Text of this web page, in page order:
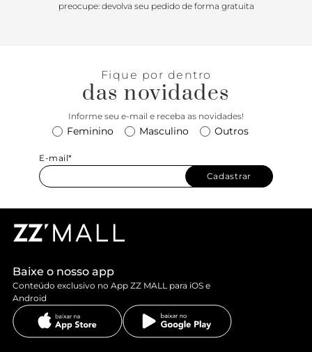
preocupe: devolva seu pedido de forma gratuita
Fique por dentro
das novidades
Informe seu e-mail e receba as novidades!
Feminino Masculino Outros
E-mail*
Cadastrar
Baixe o nosso app
Conteúdo exclusivo no App ZZ MALL para iOS e
Android